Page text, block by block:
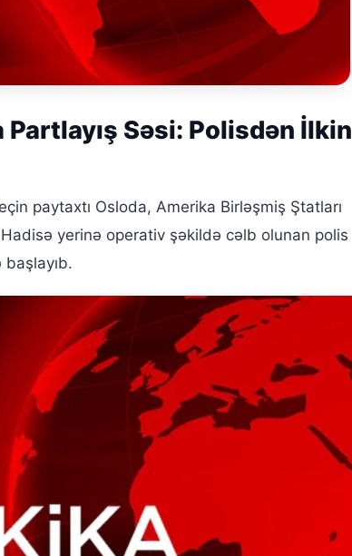
Səsi: Polisdən İlkin
paytaxtı Osloda, Amerika Birləşmiş Ştatları
yerinə operativ şəkildə cəlb olunan polis